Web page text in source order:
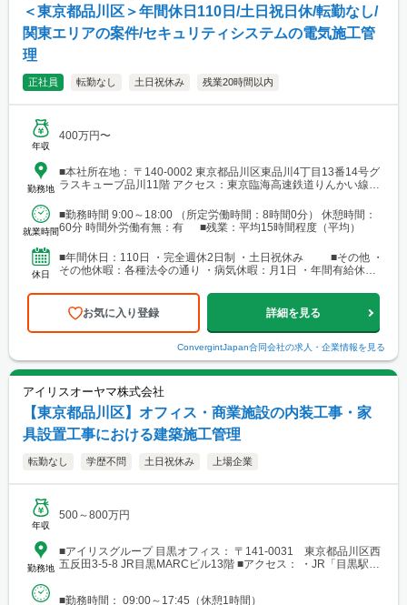
＜東京都品川区＞年間休日110日/土日祝日休/転勤なし/
関東エリアの案件/セキュリティシステムの電気施工管
理
正社員 転勤なし 土日祝休み 残業20時間以内
年収
400万円〜
勤務地
■本社所在地： 〒140-0002 東京都品川区東品川4丁目13番14号グ
ラスキューブ品川11階 アクセス：東京臨海高速鉄道りんかい線
就業時間
■勤務時間 9:00～18:00 （所定労働時間：8時間0分） 休憩時間：
60分 時間外労働有無：有 ■残業：平均15時間程度（平均）
休日
■年間休日：110日 ・完全週休2日制 ・土日祝休み ■その他 ・
その他休暇：各種法令の通り ・病気休暇：月1日 ・年間有給休暇
お気に入り登録 詳細を見る
ConvergintJapan合同会社の求人・企業情報を見る
アイリスオーヤマ株式会社
【東京都品川区】オフィス・商業施設の内装工事・家
具設置工事における建築施工管理
転勤なし 学歴不問 土日祝休み 上場企業
年収
500～800万円
勤務地
■アイリスグループ 目黒オフィス： 〒141-0031 東京都品川区西
五反田3-5-8 JR目黒MARCビル13階 ■アクセス： ・JR「目黒駅」
■勤務時間： 09:00～17:45（休憩1時間）